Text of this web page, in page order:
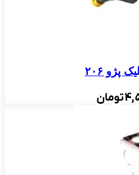
پژو ۲۰۶
تومان